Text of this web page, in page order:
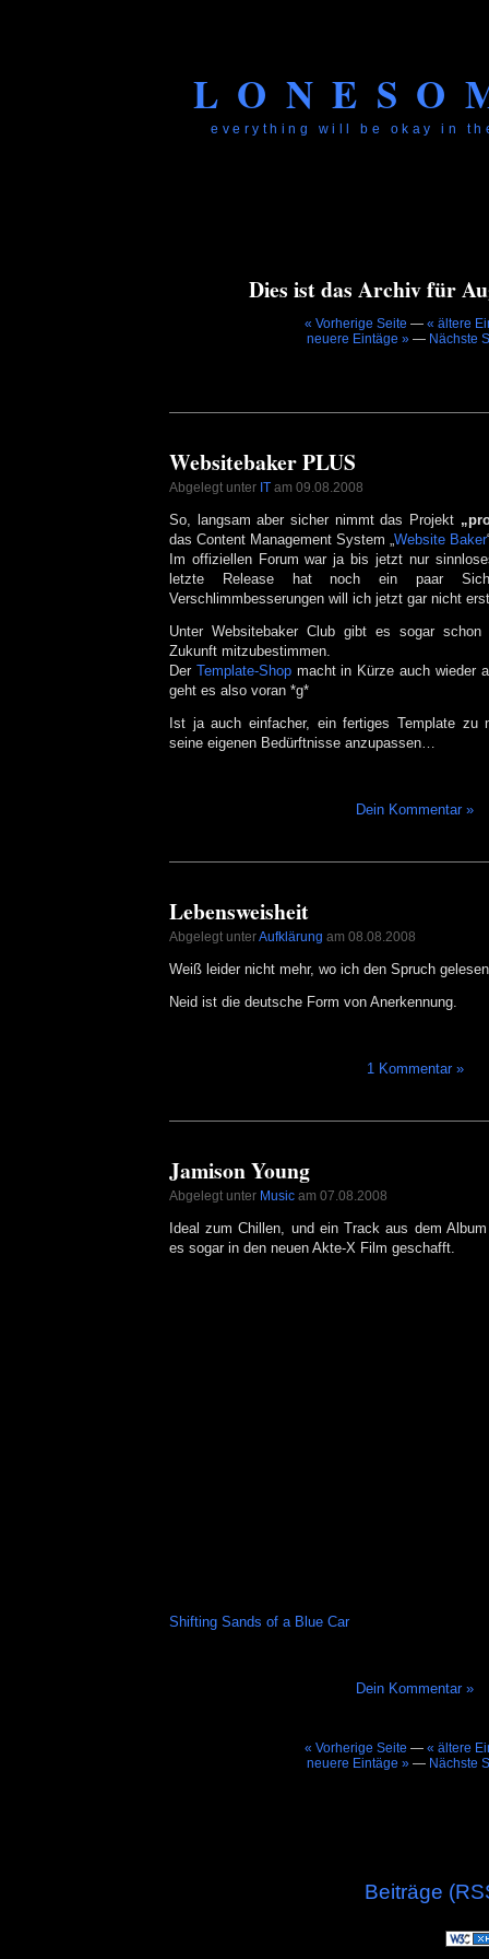
everything will be okay in
Dies ist das Archiv für
« Vorherige Seite — « ältere
neuere Eintäge » — Nächste
Websitebaker PLUS
Abgelegt unter IT am 09.08.2008
So, langsam aber sicher nimmt das Projekt
das Content Management System „Website Baker
Im offiziellen Forum war ja bis jetzt nur
letzte Release hat noch ein paar
Verschlimmbesserungen will ich jetzt gar nicht
Unter Websitebaker Club gibt es sogar
Zukunft mitzubestimmen.
Der Template-Shopmacht in Kürze auch wieder
geht es also voran *g*
Ist ja auch einfacher, ein fertiges Template zu
seine eigenen Bedürftnisse anzupassen…
Dein Kommentar »
Lebensweisheit
Abgelegt unterAufklärung am 08.08.2008
Weiß leider nicht mehr, wo ich den Spruch
Neid ist die deutsche Form von Anerkennung.
1 Kommentar »
Jamison Young
Abgelegt unter Music am 07.08.2008
Ideal zum Chillen, und ein Track aus dem
es sogar in den neuen Akte-X Film geschafft.
Shifting Sands of a Blue Car
Dein Kommentar »
« Vorherige Seite — « ältere
neuere Eintäge » — Nächste
Beiträge